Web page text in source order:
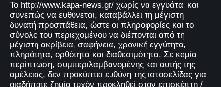
Το http://www.kapa-news.gr/ χωρίς να εγγυάται και
συνεπώς να ευθύνεται, καταβάλλει τη μέγιστη
δυνατή προσπάθεια, ώστε οι πληροφορίες και το
σύνολο του περιεχομένου να διέπονται από τη
μέγιστη ακρίβεια, σαφήνεια, χρονική εγγύτητα,
πληρότητα, ορθότητα και διαθεσιμότητα. Σε καμία
περίπτωση, συμπεριλαμβανομένης και αυτής της
αμέλειας, δεν προκύπτει ευθύνη της ιστοσελίδας για
οιαδήποτε ζημία τυχόν προκληθεί στον επισκέπτη /